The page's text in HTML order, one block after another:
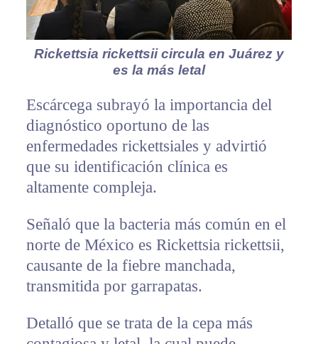
Rickettsia rickettsii circula en Juárez y
es la más letal
Escárcega subrayó la importancia del
diagnóstico oportuno de las
enfermedades rickettsiales y advirtió
que su identificación clínica es
altamente compleja.
Señaló que la bacteria más común en el
norte de México es Rickettsia rickettsii,
causante de la fiebre manchada,
transmitida por garrapatas.
Detalló que se trata de la cepa más